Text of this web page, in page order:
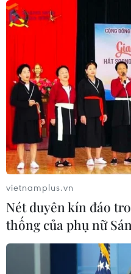
07/08/2026 15:58
Đình Bắc rực
đúp, tuyển Việt Nam
ASEAN Cup với ngôi
07/08/2026 15:49
Xem trực tiếp Việt Nam-
tại ASEAN Cup 2026
07/08/2026 09:49
Nhận định
đấu giành tấm vé bán
vietnamplus.vn
Nét duyên kín đáo
thống của phụ nữ